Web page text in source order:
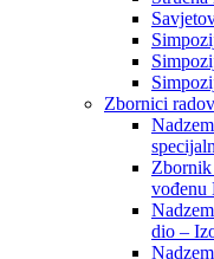
Zbornici
Zbornik
vođenu
dio –